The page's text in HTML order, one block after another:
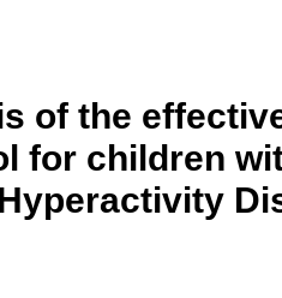
of the
for children